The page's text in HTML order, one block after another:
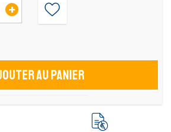
+
au panier